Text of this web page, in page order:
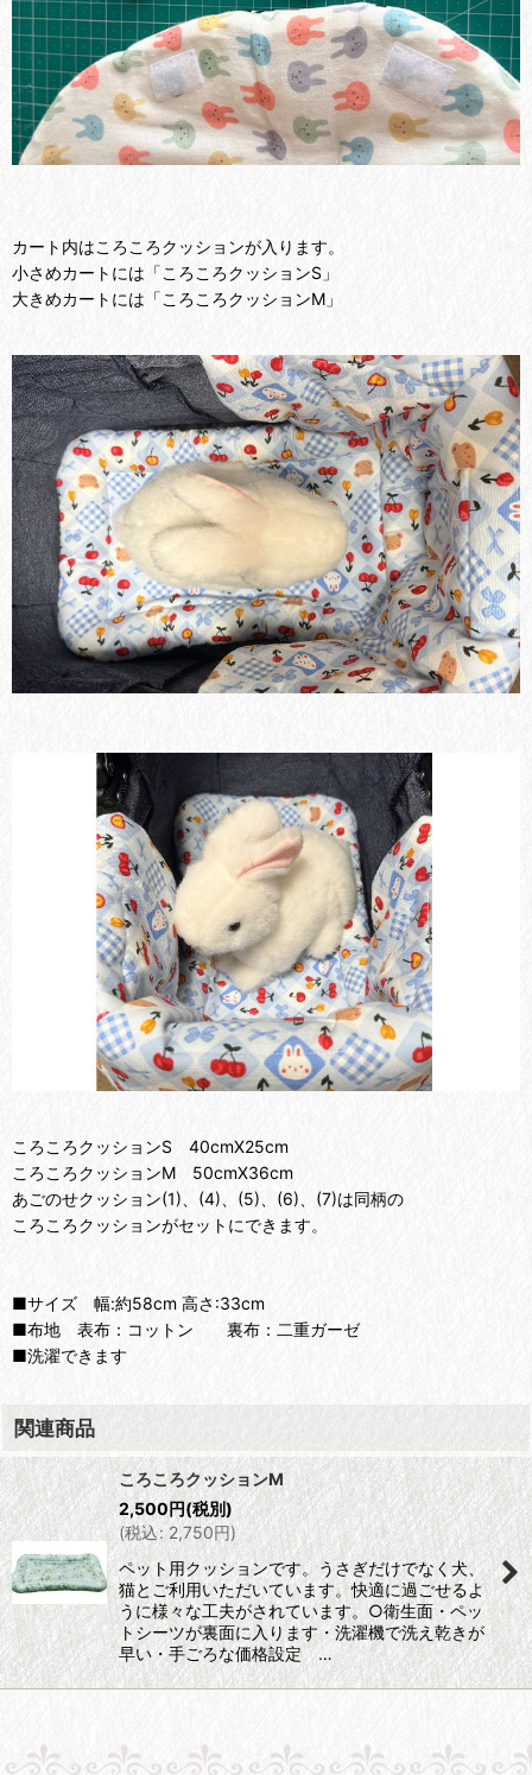
カート内はころころクッションが入ります。
小さめカートには「ころころクッションS」
大きめカートには「ころころクッションM」
ころころクッションS 40cmX25cm
ころころクッションM 50cmX36cm
あごのせクッション(1)、(4)、(5)、(6)、(7)は同柄の
ころころクッションがセットにできます。
■サイズ 幅:約58cm 高さ:33cm
■布地 表布：コットン 裏布：二重ガーゼ
■洗濯できます
関連商品
ころころクッションM
2,500円(税別)
(税込: 2,750円)
ペット用クッションです。うさぎだけでなく犬、
猫とご利用いただいています。快適に過ごせるよ
うに様々な工夫がされています。○衛生面・ペッ
トシーツが裏面に入ります・洗濯機で洗え乾きが
早い・手ごろな価格設定 …